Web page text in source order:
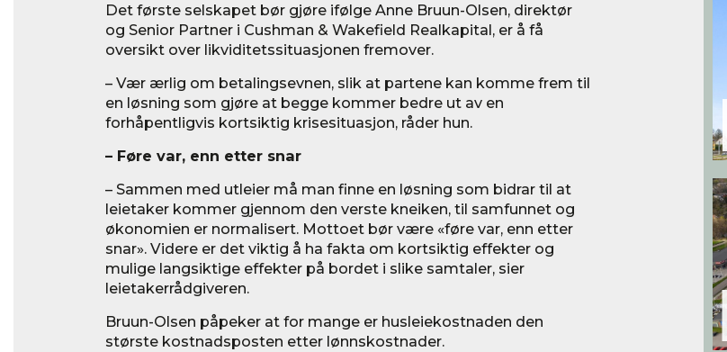
Det første selskapet bør gjøre ifølge Anne Bruun-Olsen, direktør
og Senior Partner i Cushman & Wakefield Realkapital, er å få
oversikt over likviditetssituasjonen fremover.
– Vær ærlig om betalingsevnen, slik at partene kan komme frem til
en løsning som gjøre at begge kommer bedre ut av en
forhåpentligvis kortsiktig krisesituasjon, råder hun.
– Føre var, enn etter snar
– Sammen med utleier må man finne en løsning som bidrar til at
leietaker kommer gjennom den verste kneiken, til samfunnet og
økonomien er normalisert. Mottoet bør være «føre var, enn etter
snar». Videre er det viktig å ha fakta om kortsiktig effekter og
mulige langsiktige effekter på bordet i slike samtaler, sier
leietakerrådgiveren.
Bruun-Olsen påpeker at for mange er husleiekostnaden den
største kostnadsposten etter lønnskostnader.